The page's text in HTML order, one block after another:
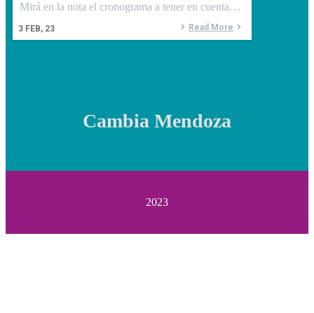
3 FEB, 23
Mirá en la nota el cronograma a tener en cuenta…
Read More
Cambia Mendoza
2023